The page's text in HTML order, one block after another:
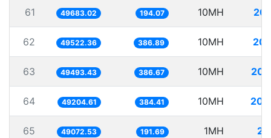
61 49683.02 194.07 10MH
62 49522.36 386.89 10MH
63 49493.43 386.67 10MH
64 49204.61 384.41 10MH
65 49072.53 191.69 1MH